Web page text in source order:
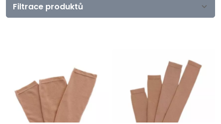
Filtrace produktů